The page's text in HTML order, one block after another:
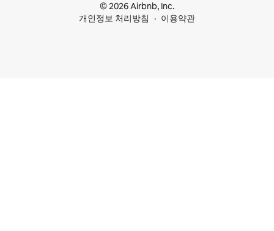
© 2026 Airbnb, Inc.
개인정보 처리방침
이용약관